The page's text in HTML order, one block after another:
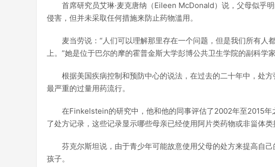
首席研究员艾琳·麦克唐纳（Eileen McDonald）说，父母似乎
侵害，但并未采取任何措施来防止药物滥用。
麦当劳说：“人们可以理解那里存在一个问题，但是我们所有人
上。”她是位于巴尔的摩的霍普金斯大学彭博公共卫生学院的副科学家
根据美国疾病控制和预防中心的说法，在过去的二十年中，处
最严重的过量用药流行。
在Finkelstein的研究中，他和他的同事评估了2002年至2015
了处方记录，这些记录显示哪些母亲已经使用阿片类药物或非甾体类
芬克尔斯坦说，由于青少年可能故意使用父母的处方来提高自
孩子。